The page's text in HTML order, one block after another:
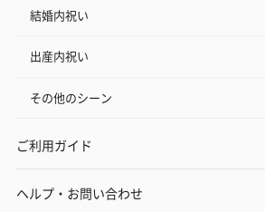
結婚内祝い
出産内祝い
その他のシーン
ご利用ガイド
ヘルプ・お問い合わせ